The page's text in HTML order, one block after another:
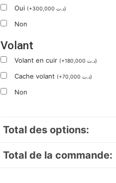
Oui (+300,000 د.ت)
Non
Volant
Volant en cuir (+180,000 د.ت)
Cache volant (+70,000 د.ت)
Non
Total des options:
Total de la commande: